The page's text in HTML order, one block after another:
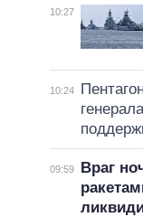
10:27
10:24
09:59
Враг